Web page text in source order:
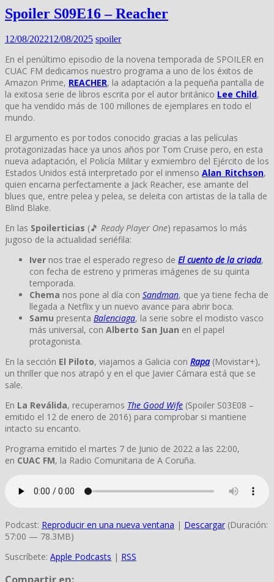
Spoiler S09E16 – Reacher
12/08/202212/08/2025 spoiler
En el penúltimo episodio de la novena temporada de SPOILER en
CUAC FM dedicamos nuestro programa a uno de los éxitos de
Amazon Prime, REACHER, la adaptación a la pequeña pantalla de
la exitosa serie de libros escrita por el autor británico Lee Child,
que ha vendido más de 100 millones de ejemplares en todo el
mundo.
El argumento es por todos conocido gracias a las películas
protagonizadas hace ya unos años por Tom Cruise pero, en esta
nueva adaptación, el Policía Militar y exmiembro del Ejército de los
Estados Unidos está interpretado por el inmenso Alan_Ritchson,
quien encarna perfectamente a Jack Reacher, ese amante del
blues que, entre pelea y pelea, se deleita con artistas de la talla de
Blind Blake.
En las Spoilerticias (🎵 Ready Player One) repasamos lo más
jugoso de la actualidad seriéfila:
Iver nos trae el esperado regreso de El cuento de la criada,
con fecha de estreno y primeras imágenes de su quinta
temporada.
Chema nos pone al día con Sandman, que ya tiene fecha de
llegada a Netflix y un nuevo avance para abrir boca.
Samu presenta Balenciaga, la serie sobre el modisto vasco
más universal, con Alberto San Juan en el papel
protagonista.
En la sección El Piloto, viajamos a Galicia con Rapa(Movistar+),
un thriller que nos atrapó y en el que Javier Cámara está que se
sale.
En La Reválida, recuperamos The Good Wife (Spoiler S03E08 –
emitido el 12 de enero de 2016) para comprobar si mantiene
intacto su encanto.
Programa emitido el martes 7 de Junio de 2022 a las 22:00,
en CUAC FM, la Radio Comunitaria de A Coruña.
Podcast: Reproducir en una nueva ventana | Descargar (Duración:
57:00 — 78.3MB)
Suscríbete: Apple Podcasts | RSS